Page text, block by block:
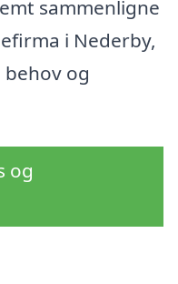
sammenligne
i Nederby,
og
og